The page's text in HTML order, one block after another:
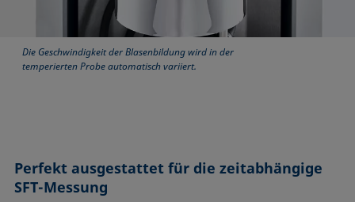
Die Geschwindigkeit der Blasenbildung wird in der
temperierten Probe automatisch variiert.
Perfekt ausgestattet für die zeitabhängige
SFT-Messung